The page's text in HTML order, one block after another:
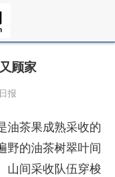
顾家
报
油茶果成熟采收的
野的油茶树翠叶间
山间采收队伍穿梭